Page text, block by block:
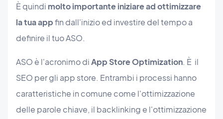
È quindi molto importante iniziare ad ottimizzare
la tua appfin dall'inizio ed investire del tempo a
definire il tuo ASO.
ASO è l'acronimo diApp Store Optimization. È il
SEO per gli app store. Entrambi i processi hanno
caratteristiche in comune come l'ottimizzazione
delle parole chiave, il backlinking e l'ottimizzazione